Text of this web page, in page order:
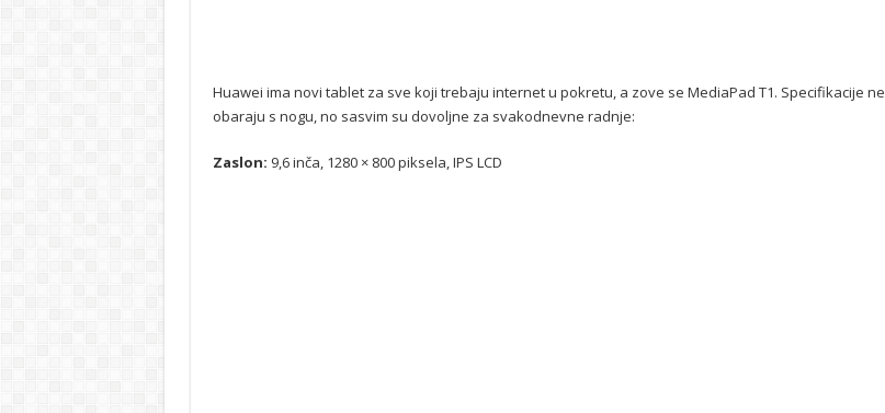
Huawei ima novi tablet za sve koji trebaju internet u pokretu, a zove se MediaPad T1. Specifikacije ne
obaraju s nogu, no sasvim su dovoljne za svakodnevne radnje:
Zaslon: 9,6 inča, 1280 × 800 piksela, IPS LCD